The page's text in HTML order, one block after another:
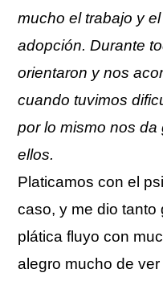
mucho el trabajo y
adopción. Durante
orientaron y nos
cuando tuvimos
por lo mismo nos
ellos.
Platicamos con el
caso, y me dio tanto
plática fluyo con
alegro mucho de